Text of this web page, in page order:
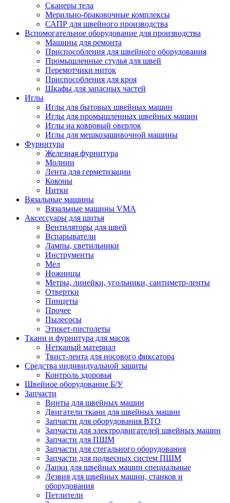
Сканеры тела
Мерильно-браковочные комплексы
САПР для швейного производства
Вспомогательное оборудование для производства
Машины для ремонта
Приспособления для швейного оборудования
Промышленные стулья для швей
Перемотчики ниток
Приспособления для кроя
Шкафы для запасных частей
Иглы
Иглы для бытовых швейных машин
Иглы для промышленных швейных машин
Иглы на ковровый оверлок
Иглы для мешкозашивочной машины
Фурнитура
Железная фурнитура
Молнии
Лента для герметизации
Коконы
Нитки
Вязальные машины
Вязальные машины VMA
Аксессуары для шитья
Вентиляторы для швей
Вспарыватели
Лампы, светильники
Инструменты
Мел
Ножницы
Метры, линейки, угольники, сантиметр-ленты
Отвертки
Пинцеты
Прочее
Пылесосы
Этикет-пистолеты
Ткани и фурнитура для масок
Нетканый материал
Твист-лента для носового фиксатора
Средства индивидуальной защиты
Контроль здоровья
Швейное оборудование Б/У
Запчасти
Винты для швейных машин
Двигатели ткани для швейных машин
Запчасти для оборудования ВТО
Запчасти для электродвигателей швейных машин
Запчасти для ПШМ
Запчасти для стегального оборудования
Запчасти для подвесных систем ПШМ
Лапки для швейных машин специальные
Лезвия для швейных машин, станков и
оборудования
Петлители